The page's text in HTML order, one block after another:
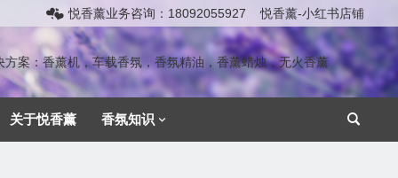
悦香薰业务咨询：18092055927 悦香薰-小红书店铺
案：香薰机，车载香氛，香氛精油，香薰蜡烛，无火香薰
关于悦香薰 香氛知识